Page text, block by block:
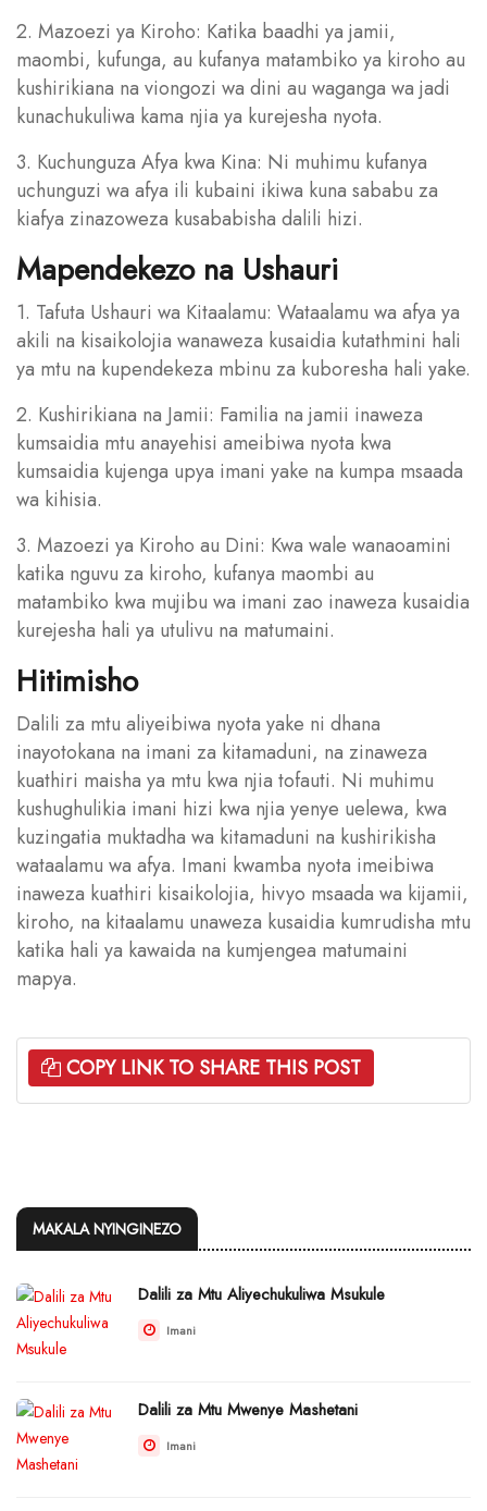
2. Mazoezi ya Kiroho: Katika baadhi ya jamii,
maombi, kufunga, au kufanya matambiko ya kiroho au
kushirikiana na viongozi wa dini au waganga wa jadi
kunachukuliwa kama njia ya kurejesha nyota.
3. Kuchunguza Afya kwa Kina: Ni muhimu kufanya
uchunguzi wa afya ili kubaini ikiwa kuna sababu za
kiafya zinazoweza kusababisha dalili hizi.
Mapendekezo na Ushauri
1. Tafuta Ushauri wa Kitaalamu: Wataalamu wa afya ya
akili na kisaikolojia wanaweza kusaidia kutathmini hali
ya mtu na kupendekeza mbinu za kuboresha hali yake.
2. Kushirikiana na Jamii: Familia na jamii inaweza
kumsaidia mtu anayehisi ameibiwa nyota kwa
kumsaidia kujenga upya imani yake na kumpa msaada
wa kihisia.
3. Mazoezi ya Kiroho au Dini: Kwa wale wanaoamini
katika nguvu za kiroho, kufanya maombi au
matambiko kwa mujibu wa imani zao inaweza kusaidia
kurejesha hali ya utulivu na matumaini.
Hitimisho
Dalili za mtu aliyeibiwa nyota yake ni dhana
inayotokana na imani za kitamaduni, na zinaweza
kuathiri maisha ya mtu kwa njia tofauti. Ni muhimu
kushughulikia imani hizi kwa njia yenye uelewa, kwa
kuzingatia muktadha wa kitamaduni na kushirikisha
wataalamu wa afya. Imani kwamba nyota imeibiwa
inaweza kuathiri kisaikolojia, hivyo msaada wa kijamii,
kiroho, na kitaalamu unaweza kusaidia kumrudisha mtu
katika hali ya kawaida na kumjengea matumaini
mapya.
COPY LINK TO SHARE THIS POST
MAKALA NYINGINEZO
Dalili za Mtu Aliyechukuliwa Msukule
Imani
Dalili za Mtu Mwenye Mashetani
Imani